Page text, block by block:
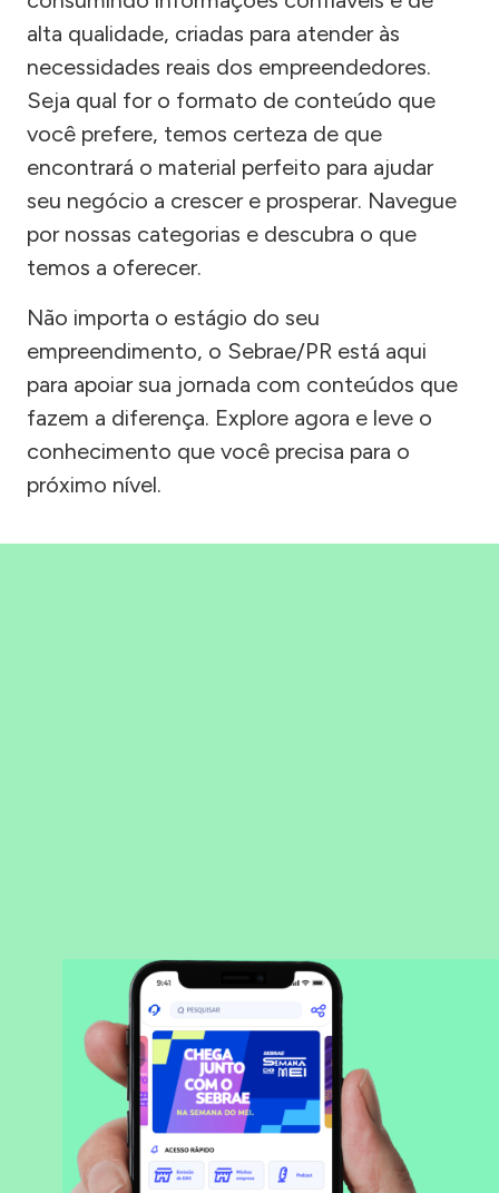
alta qualidade, criadas para atender às
necessidades reais dos empreendedores.
Seja qual for o formato de conteúdo que
você prefere, temos certeza de que
encontrará o material perfeito para ajudar
seu negócio a crescer e prosperar. Navegue
por nossas categorias e descubra o que
temos a oferecer.
Não importa o estágio do seu
empreendimento, o Sebrae/PR está aqui
para apoiar sua jornada com conteúdos que
fazem a diferença. Explore agora e leve o
conhecimento que você precisa para o
próximo nível.